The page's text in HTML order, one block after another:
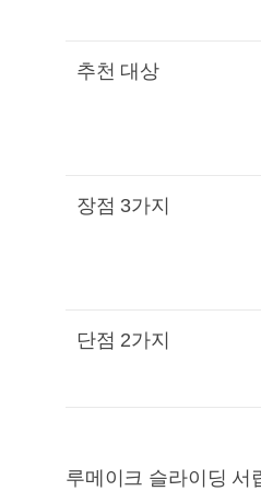
추천 대상
장점 3가지
단점 2가지
루메이크 슬라이딩 서